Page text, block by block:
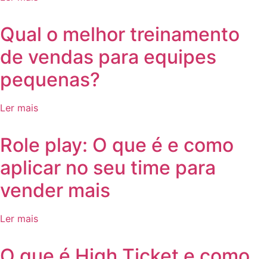
Qual o melhor treinamento
de vendas para equipes
pequenas?
Ler mais
Role play: O que é e como
aplicar no seu time para
vender mais
Ler mais